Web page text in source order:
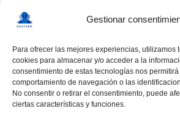
Gestionar
Para ofrecer las mejores experiencias, utilizamos
cookies para almacenar y/o acceder a la
consentimiento de estas tecnologías nos permitirá
comportamiento de navegación o las
No consentir o retirar el consentimiento, puede
ciertas características y funciones.
deskonektapp